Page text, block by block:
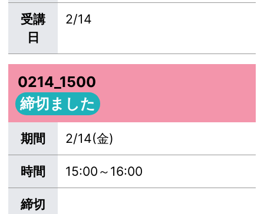
受講
日
2/14
0214_1500
締切ました
期間 2/14(金)
時間 15:00～16:00
締切